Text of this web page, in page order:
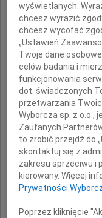
wyświetlanych.
chcesz wyrazić
chcesz wycofać
„Ustawień
Twoje dane
celów badania i
funkcjonowania
dot. świadczonych
przetwarzania
Wyborcza sp. z o.o.,
Zaufanych
to zrobić przejdź do
skontaktuj się z
zakresu sprzeciwu i
kierowany. Więcej
Prywatności
Poprzez kliknięcie